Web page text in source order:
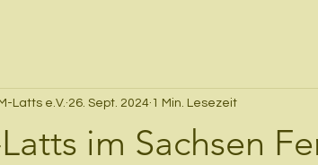
im Sachsen
Latts e.V. 26. Sept. 2024 1 Min. Lesezeit